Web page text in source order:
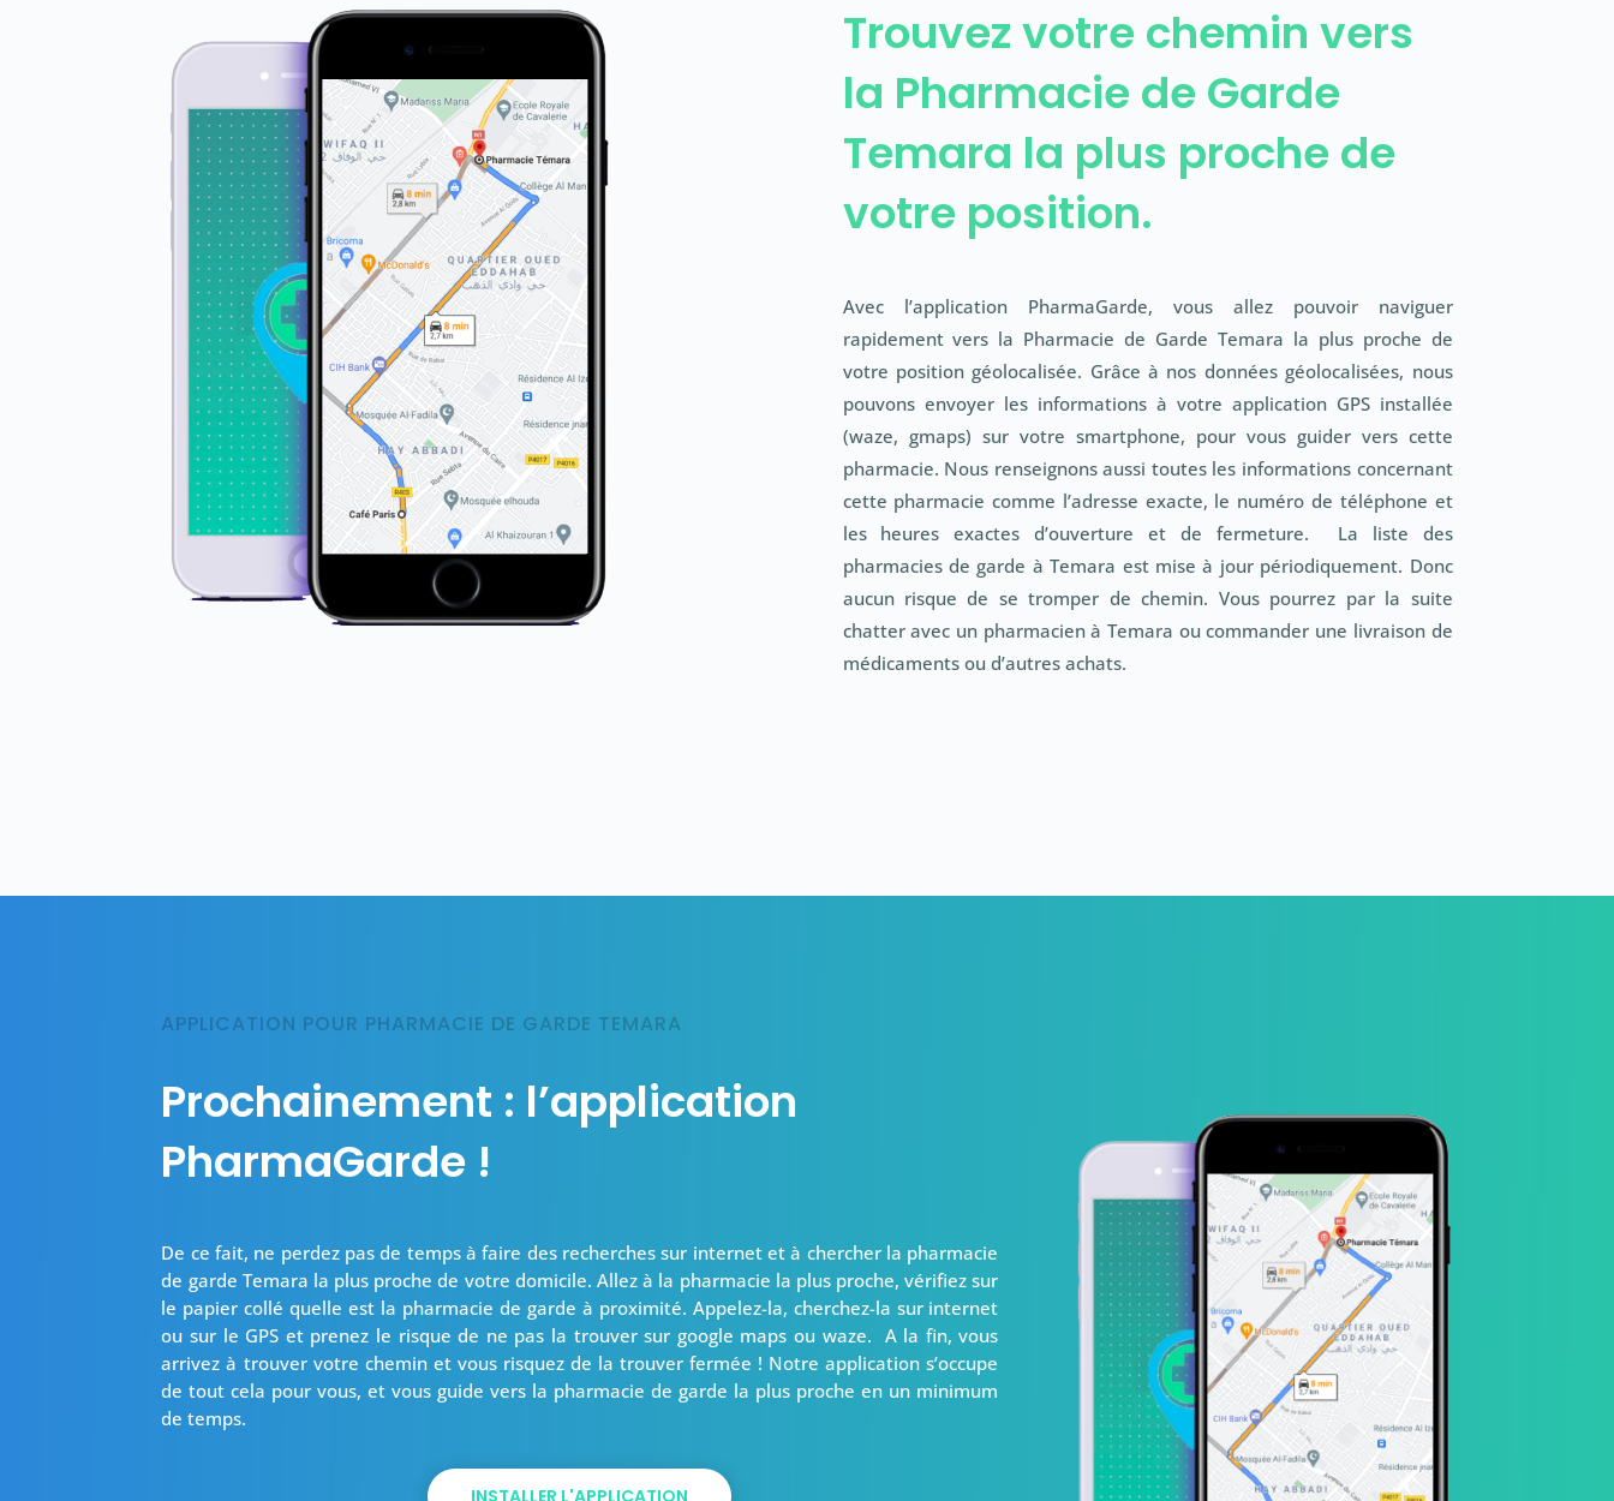
Trouvez votre chemin vers
la Pharmacie de Garde
Temara la plus proche de
votre position.
Avec l’application PharmaGarde, vous allez pouvoir naviguer
rapidement vers la Pharmacie de Garde Temara la plus proche de
votre position géolocalisée. Grâce à nos données géolocalisées, nous
pouvons envoyer les informations à votre application GPS installée
(waze, gmaps) sur votre smartphone, pour vous guider vers cette
pharmacie. Nous renseignons aussi toutes les informations concernant
cette pharmacie comme l’adresse exacte, le numéro de téléphone et
les heures exactes d’ouverture et de fermeture. La liste des
pharmacies de garde à Temara est mise à jour périodiquement. Donc
aucun risque de se tromper de chemin. Vous pourrez par la suite
chatter avec un pharmacien à Temara ou commander une livraison de
médicaments ou d’autres achats.
APPLICATION POUR PHARMACIE DE GARDE TEMARA
Prochainement : l’application
PharmaGarde !
De ce fait, ne perdez pas de temps à faire des recherches sur internet et à chercher la pharmacie
de garde Temara la plus proche de votre domicile. Allez à la pharmacie la plus proche, vérifiez sur
le papier collé quelle est la pharmacie de garde à proximité. Appelez-la, cherchez-la sur internet
ou sur le GPS et prenez le risque de ne pas la trouver sur google maps ou waze. A la fin, vous
arrivez à trouver votre chemin et vous risquez de la trouver fermée ! Notre application s’occupe
de tout cela pour vous, et vous guide vers la pharmacie de garde la plus proche en un minimum
de temps.
INSTALLER L'APPLICATION